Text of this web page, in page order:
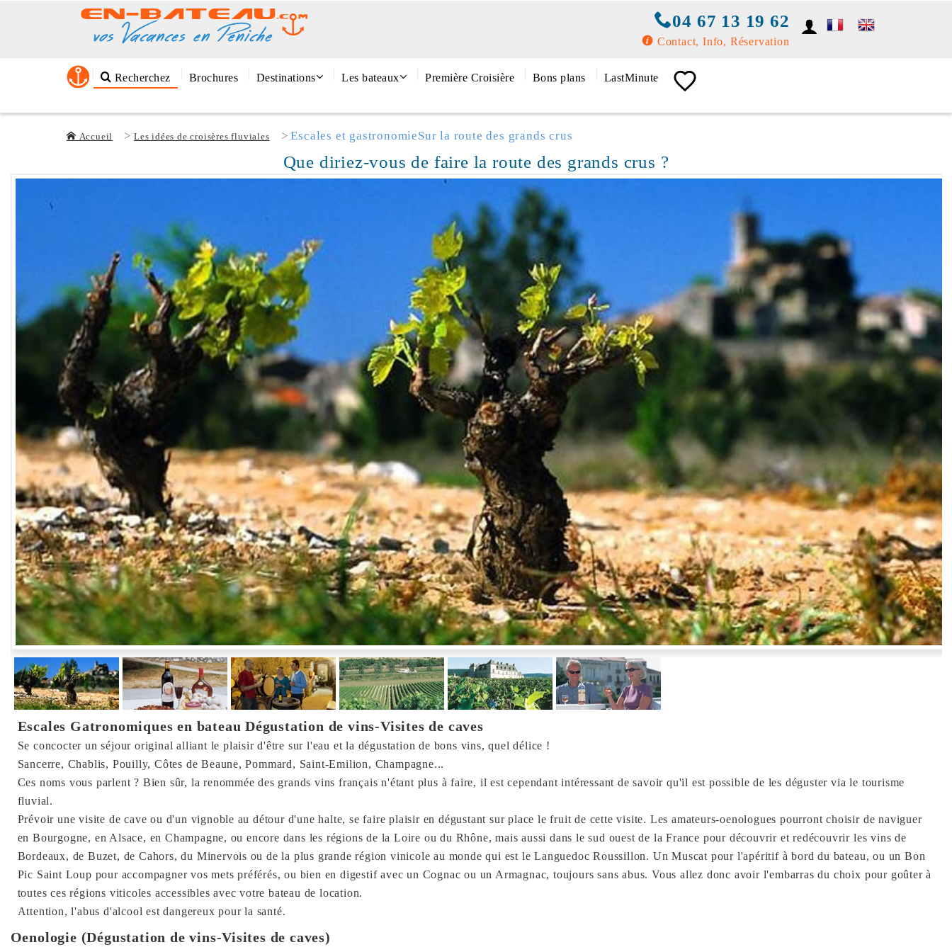
04 67 13 19 62
Contact, Info, Réservation
Recherchez Brochures Destinations Les bateaux Première Croisière Bons plans LastMinute
Accueil Les idées de croisères fluviales Escales et gastronomieSur la route des grands crus
Que diriez-vous de faire la route des grands crus ?
Escales Gatronomiques en bateau Dégustation de vins-Visites de caves
Se concocter un séjour original alliant le plaisir d'être sur l'eau et la dégustation de bons vins, quel délice !
Sancerre, Chablis, Pouilly, Côtes de Beaune, Pommard, Saint-Emilion, Champagne...
Ces noms vous parlent ? Bien sûr, la renommée des grands vins français n'étant plus à faire, il est cependant intéressant de savoir qu'il est possible de les déguster via le tourisme
fluvial.
Prévoir une visite de cave ou d'un vignoble au détour d'une halte, se faire plaisir en dégustant sur place le fruit de cette visite. Les amateurs-oenologues pourront choisir de naviguer
en Bourgogne, en Alsace, en Champagne, ou encore dans les régions de la Loire ou du Rhône, mais aussi dans le sud ouest de la France pour découvrir et redécouvrir les vins de
Bordeaux, de Buzet, de Cahors, du Minervois ou de la plus grande région vinicole au monde qui est le Languedoc Roussillon. Un Muscat pour l'apéritif à bord du bateau, ou un Bon
Pic Saint Loup pour accompagner vos mets préférés, ou bien en digestif avec un Cognac ou un Armagnac, toujours sans abus. Vous allez donc avoir l'embarras du choix pour goûter à
toutes ces régions viticoles accessibles avec votre bateau de location.
Attention, l'abus d'alcool est dangereux pour la santé.
Oenologie (Dégustation de vins-Visites de caves)